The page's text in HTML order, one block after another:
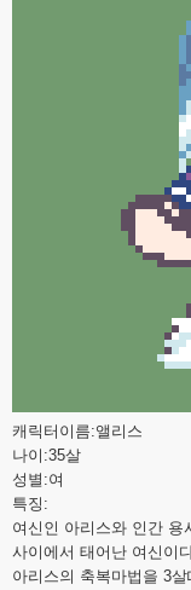
캐릭터이름:앨리스
나이:35살
성별:여
특징:
여신인 아리스와 인간 용
사이에서 태어난 여신이
아리스의 축복마법을 3